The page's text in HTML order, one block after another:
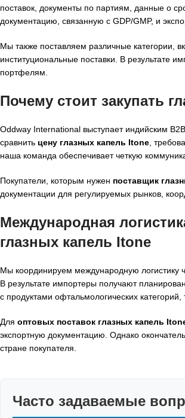
поставок, документы по партиям, данные о
документацию, связанную с GDP/GMP, и
Мы также поставляем различные категории,
институциональные поставки. В результате
портфелям.
Почему стоит закупать
Oddway International выступает индийским
сравнить цену глазных капель Itone ,
наша команда обеспечивает четкую
Покупатели, которым нужен поставщик
документации для регулируемых рынков,
Международная
глазных капель Itone
Мы координируем международную логистику
В результате импортеры получают
с продуктами офтальмологических категорий,
Для оптовых поставок глазных капель
экспортную документацию. Однако
стране покупателя.
Часто задаваемые